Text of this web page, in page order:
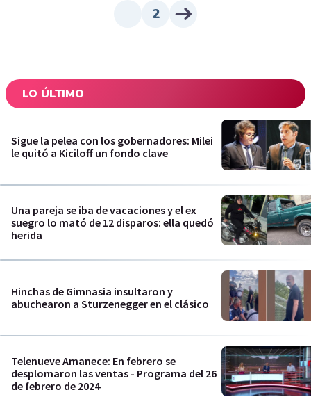
2
LO ÚLTIMO
Sigue la pelea con los gobernadores: Milei
le quitó a Kiciloff un fondo clave
Una pareja se iba de vacaciones y el ex
suegro lo mató de 12 disparos: ella quedó
herida
Hinchas de Gimnasia insultaron y
abuchearon a Sturzenegger en el clásico
Telenueve Amanece: En febrero se
desplomaron las ventas - Programa del 26
de febrero de 2024